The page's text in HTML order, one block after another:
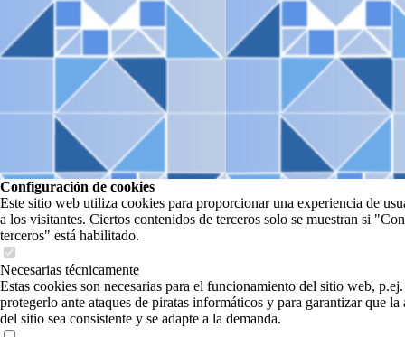
Configuración de cookies
Este sitio web utiliza cookies para proporcionar una experiencia de
a los visitantes. Ciertos contenidos de terceros solo se muestran si
terceros" está habilitado.
Necesarias técnicamente
Estas cookies son necesarias para el funcionamiento del sitio web,
protegerlo ante ataques de piratas informáticos y para garantizar que la
del sitio sea consistente y se adapte a la demanda.